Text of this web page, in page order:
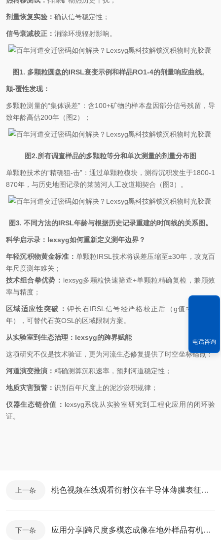
剂量恢复实验： 确认信号稳定性；
信号衰减校正： 消除环境辐射影响。
图1. 多颗粒圆盘的IRSL衰变示例和样品RO1-4的剂量响应曲线。
颠-覆性发现：
多颗粒测量的“集体误差” ：含100+矿物的样本盘因部分信号残留，导
致年龄高估200年（图2）；
图2.所有调查样品的多颗粒等分和单次测量的剂量分布图
单颗粒技术的“精确狙-击” ：通过单颗粒模块，测得沉积发生于1800-1
870年，与历史地图记录的莱茵河人工改道期契合（图3）。
图3. 不同方法的IRSL年龄与根据历史记录重建的时间线的关系图。
科学启示录： lexsyg如何重新定义测年边界？
年轻沉积物黄金标准： 单颗粒IRSL 技术将误差压缩至±30年，攻克百
年尺度测年难关；
技术组合拳优势： lexsyg多颗粒快速筛查+单颗粒精确复检，兼顾效
率与精度；
区域适应性突破： 钾长石IRSL 信号经严格校正后（g值≈2.2%/
年），可替代石英OSL 的区域限制方案。
从实验室到生态治理： lexsyg的跨界赋能
这项研究不仅是技术验证，更为河流生态修复提供了时空坐标锚点：
河道演变推演： 精确测算沉积速率，预判河道稳定性；
地质灾害预警： 识别百年尺度上的泥沙淤积规律；
仪器生态链价值： lexsyg系统从实验室研究到工程化应用的闭环验
证。
上一条 桃色视频在线观看衍射仪在半导体薄膜表征中的革新应用
下一条 应用分享|跨尺度多模态成像在地外样品有机质研究中的应用（TOF-SIMS）
电话咨询